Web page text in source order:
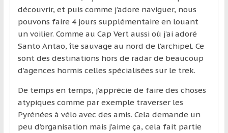
découvrir, et puis comme j’adore naviguer, nous
pouvons faire 4 jours supplémentaire en louant
un voilier. Comme au Cap Vert aussi où j’ai adoré
Santo Antao, île sauvage au nord de l’archipel. Ce
sont des destinations hors de radar de beaucoup
d’agences hormis celles spécialisées sur le trek.
De temps en temps, j’apprécie de faire des choses
atypiques comme par exemple traverser les
Pyrénées à vélo avec des amis. Cela demande un
peu d’organisation mais j’aime ça, cela fait partie